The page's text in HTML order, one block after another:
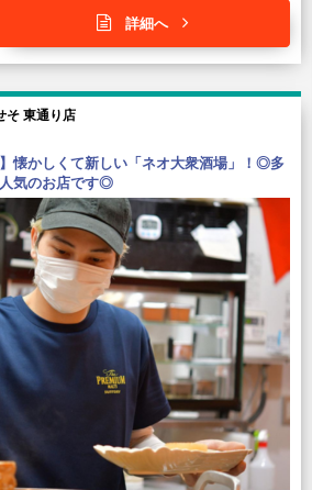
詳細へ
そ 東通り店
】懐かしくて新しい「ネオ大衆酒場」！◎多
気のお店です◎